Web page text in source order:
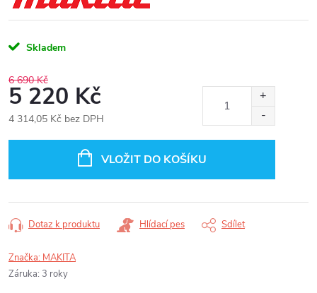
Skladem
6 690 Kč
5 220 Kč
4 314,05 Kč bez DPH
VLOŽIT DO KOŠÍKU
Dotaz k produktu Hlídací pes Sdílet
Značka: MAKITA
Záruka: 3 roky